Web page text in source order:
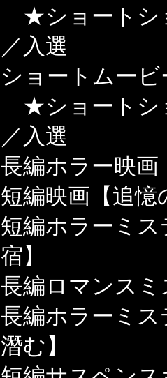
★ショートシ
／入選
ショートムー
★ショートシ
／入選
長編ホラー映画
短編映画【追憶
短編ホラーミ
宿】
長編ロマンス
長編ホラーミ
潛む】